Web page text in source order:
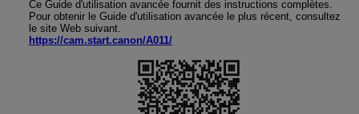
Ce Guide d'utilisation avancée fournit des instructions complètes.
Pour obtenir le Guide d'utilisation avancée le plus récent, consultez
le site Web suivant.
https://cam.start.canon/A011/